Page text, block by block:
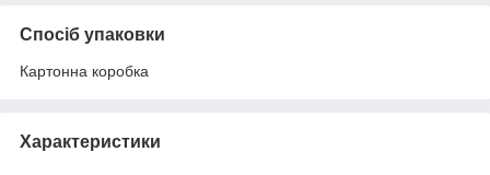
Спосіб упаковки
Картонна коробка
Характеристики